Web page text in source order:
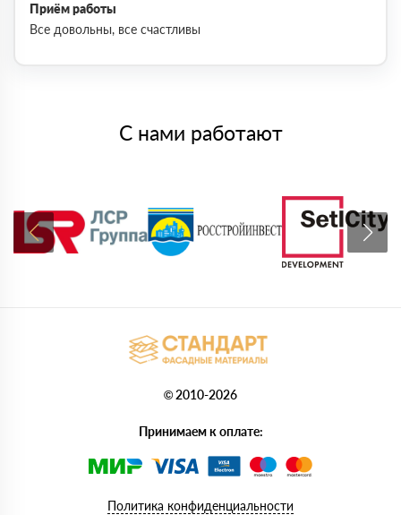
Приём работы
Все довольны, все счастливы
С нами работают
© 2010-2026
Принимаем к оплате:
Политика конфиденциальности